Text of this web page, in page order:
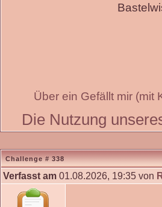
Über ein Gefällt mir (mit
Die Nutzung
Challenge # 338
Verfasst am 01.08.2026, 19:35 von